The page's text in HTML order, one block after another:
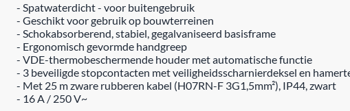
- Spatwaterdicht - voor buitengebruik
- Geschikt voor gebruik op bouwterreinen
- Schokabsorberend, stabiel, gegalvaniseerd basisframe
- Ergonomisch gevormde handgreep
- VDE-thermobeschermende houder met automatische functie
- 3 beveiligde stopcontacten met veiligheidsscharnierdeksel en
- Met 25 m zware rubberen kabel (H07RN-F 3G1,5mm²), IP44, zwart
- 16 A / 250 V~